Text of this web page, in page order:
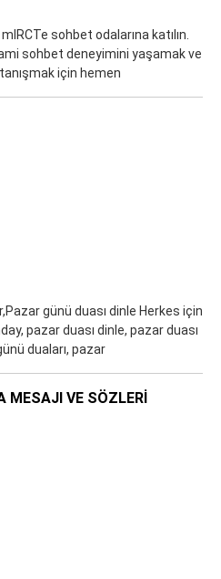
sohbet odalarına katılın.
sohbet deneyimini yaşamak ve
için hemen
günü duası dinle Herkes için
pazar duası dinle, pazar duası
duaları, pazar
MESAJI VE SÖZLERI